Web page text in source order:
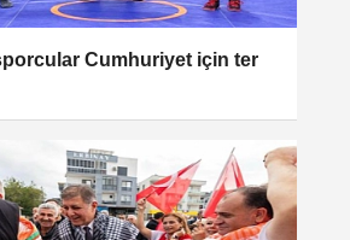
Cumhuriyet için ter